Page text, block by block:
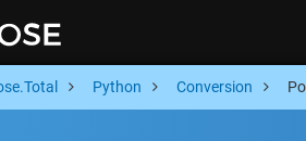
Python Conversion